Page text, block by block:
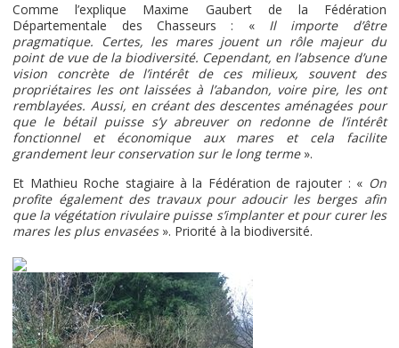
Comme l’explique Maxime Gaubert de la Fédération
Départementale des Chasseurs : «Il importe d’être
pragmatique. Certes, les mares jouent un rôle majeur du
point de vue de la biodiversité. Cependant, en l’absence d’une
vision concrète de l’intérêt de ces milieux, souvent des
propriétaires les ont laissées à l’abandon, voire pire, les ont
remblayées. Aussi, en créant des descentes aménagées pour
que le bétail puisse s’y abreuver on redonne de l’intérêt
fonctionnel et économique aux mares et cela facilite
grandement leur conservation sur le long terme».
Et Mathieu Roche stagiaire à la Fédération de rajouter : « On
profite également des travaux pour adoucir les berges afin
que la végétation rivulaire puisse s’implanter et pour curer les
mares les plus envasées». Priorité à la biodiversité.